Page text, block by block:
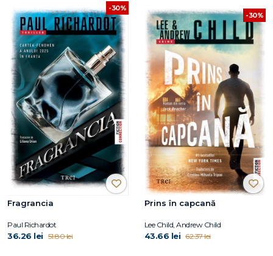
-30%
Fragrancia
Paul Richardot
36.26 lei 51.80 lei
-30%
Prins în capcană
Lee Child, Andrew Child
43.66 lei 62.37 lei